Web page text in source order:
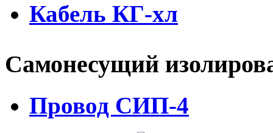
Кабель КГ-хл
Самонесущий
Провод СИП-4